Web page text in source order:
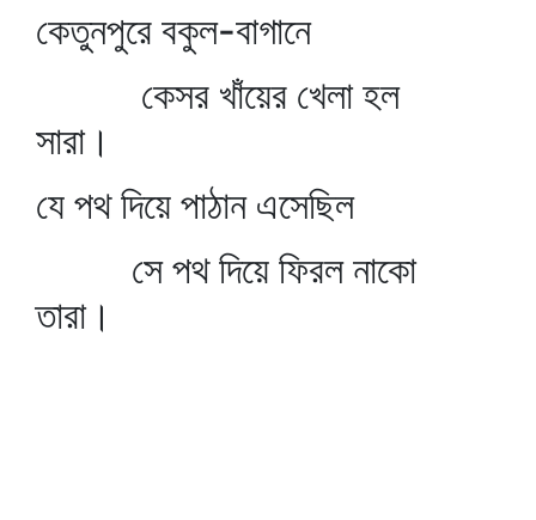
কেতুনপুরে বকুল-বাগানে
কেসর খাঁয়ের খেলা হল
সারা।
যে পথ দিয়ে পাঠান এসেছিল
সে পথ দিয়ে ফিরল নাকো
তারা।